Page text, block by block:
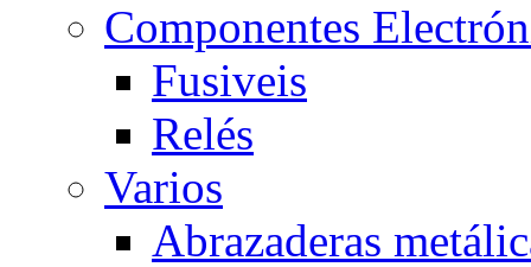
Componentes
Fusiveis
Relés
Varios
Abrazaderas